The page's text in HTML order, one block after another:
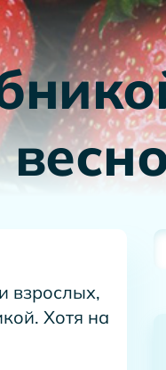
взрослых,
Хотя на